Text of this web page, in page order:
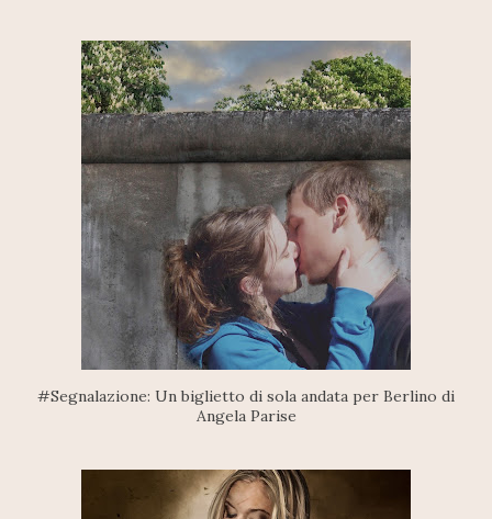
#Segnalazione: Un biglietto di sola andata per Berlino di
Angela Parise